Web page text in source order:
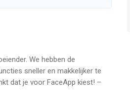
We hebben de
sneller en makkelijker te
dat je voor FaceApp kiest! –